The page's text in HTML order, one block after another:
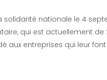
nationale le 4
qui est actuellement de
aux entreprises qui leur